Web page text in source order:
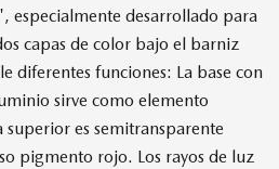
desarrollado para
capas de color bajo el barniz
diferentes funciones: La base con
sirve como elemento
es semitransparente
pigmento rojo. Los rayos de luz